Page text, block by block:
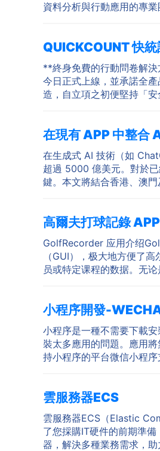
資料分析與行動應用的專業
QUICKCOUNT 快
**終身免費的行動問卷解
今日正式上線，並承諾全
造，自立項之初便堅持「安
在現有 APP 中整合
在生成式 AI 技術（如
超過 5000 億美元。對於
鍵。本文將結合香港、澳門
高爾夫打球記錄 APP
GolfRecorder 应用介绍
（GUI），极大地方便了
员或特定课程的数据。无论
小程序開發-
小程序是一種不需要下載
裝太多應用的問題。應用
持小程序的平台微信小程序
雲服務器ECS
雲服務器ECS（Elastic
了您採購IT硬件的前期準
器，解決多種業務需求，助